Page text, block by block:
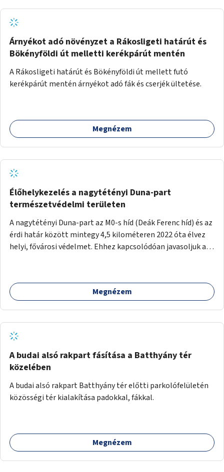
Árnyékot adó növényzet a Rákosligeti határút és
Bökényföldi út melletti kerékpárút mentén
A Rákosligeti határút és Bökényföldi út mellett futó
kerékpárút mentén árnyékot adó fák és cserjék ültetése.
Megnézem
Élőhelykezelés a nagytétényi Duna-part
természetvédelmi területen
A nagytétényi Duna-part az M0-s híd (Deák Ferenc híd) és az
érdi határ között mintegy 4,5 kilométeren 2022 óta élvez
helyi, fővárosi védelmet. Ehhez kapcsolódóan javasoljuk a
Megnézem
A budai alsó rakpart fásítása a Batthyány tér
közelében
A budai alsó rakpart Batthyány tér előtti parkolófelületén
közösségi tér kialakítása padokkal, fákkal.
Megnézem